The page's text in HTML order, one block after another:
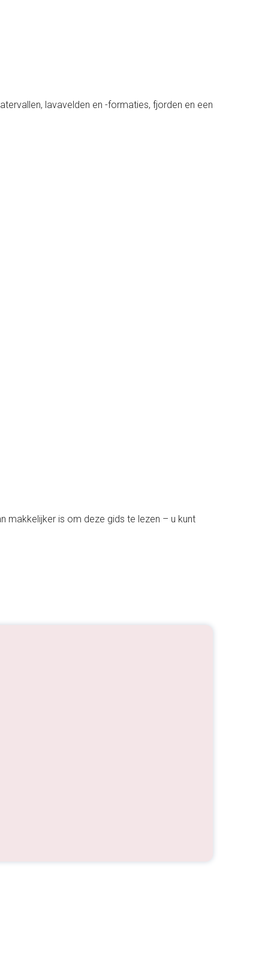
lavavelden en -formaties, fjorden en een
makkelijker is om deze gids te lezen – u kunt